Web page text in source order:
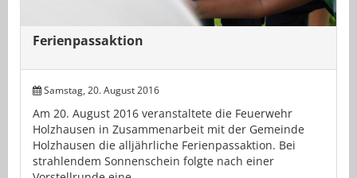
Ferienpassaktion
Samstag, 20. August 2016
Am 20. August 2016 veranstaltete die Feuerwehr
Holzhausen in Zusammenarbeit mit der Gemeinde
Holzhausen die alljährliche Ferienpassaktion. Bei
strahlendem Sonnenschein folgte nach einer